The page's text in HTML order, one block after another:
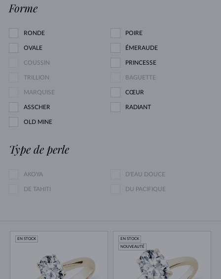
Forme
RONDE POIRE
OVALE ÉMERAUDE
COUSSIN PRINCESSE
TRILLION BAGUETTE
MARQUISE CŒUR
ASSCHER RADIANT
OLD MINE
Type de perle
AKOYA D'EAU DOUCE
DE TAHITI DU PACIFIQUE
EN STOCK
EN STOCK
NOUVEAUTÉ